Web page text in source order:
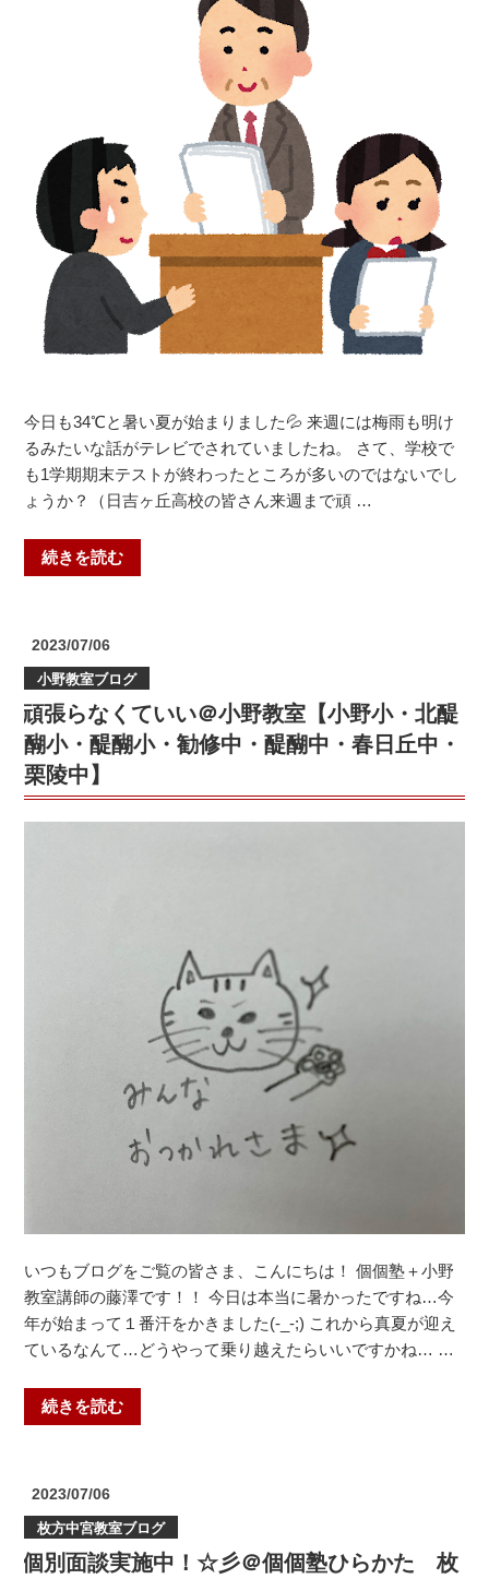
東
小・
治
小・
プ
ロ
グ
ン
グ・
ロ
ボ
ト・
英
字・
速
読・
作
文
★☆★”
今日も34℃と暑い夏が始まりました💦 来週には梅雨も明け
るみたいな話がテレビでされていましたね。 さて、学校で
も1学期期末テストが終わったところが多いのではないでし
ょうか？（日吉ヶ丘高校の皆さん来週まで頑 …
“も
う
学
期
が
終
わ
る
檗・
桃
山・
春
日
小
栗
野・
春
日
続きを読む
投
日:
2023/07/06
小野教室ブログ
頑張らなくていい＠小野教室【小野小・北醍
醐小・醍醐小・勧修中・醍醐中・春日丘中・
栗陵中】
いつもブログをご覧の皆さま、こんにちは！ 個個塾＋小野
教室講師の藤澤です！！ 今日は本当に暑かったですね…今
年が始まって１番汗をかきました(-_-;) これから真夏が迎え
ているなんて…どうやって乗り越えたらいいですかね… …
“頑
張
て
い
続きを読む
投
日:
2023/07/06
枚方中宮教室ブログ
個別面談実施中！☆彡＠個個塾ひらかた 枚